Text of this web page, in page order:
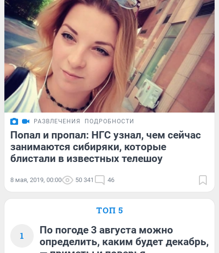
РАЗВЛЕЧЕНИЯ ПОДРОБНОСТИ
Попал и пропал: НГС узнал, чем сейчас
занимаются сибиряки, которые
блистали в известных телешоу
8 мая, 2019, 00:00 50 341 46
ТОП 5
1
По погоде 3 августа можно
определить, каким будет декабрь,